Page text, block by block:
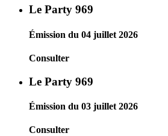
Le Party 969
Émission du 04 juillet 2026
Consulter
Le Party 969
Émission du 03 juillet 2026
Consulter